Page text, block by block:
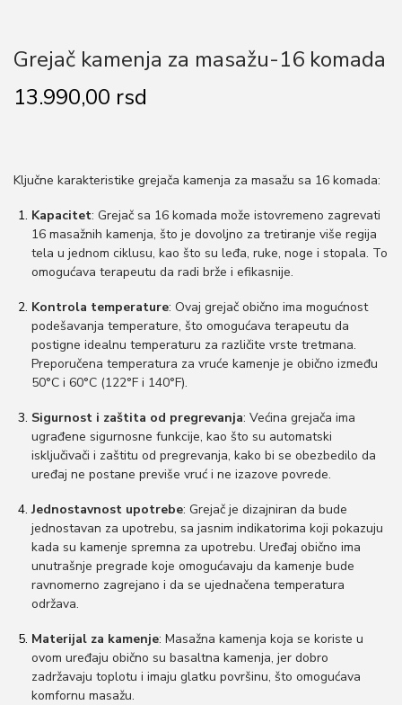
Grejač kamenja za masažu-16 komada
13.990,00 rsd
Ključne karakteristike grejača kamenja za masažu sa 16 komada:
Kapacitet: Grejač sa 16 komada može istovremeno zagrevati
16 masažnih kamenja, što je dovoljno za tretiranje više regija
tela u jednom ciklusu, kao što su leđa, ruke, noge i stopala. To
omogućava terapeutu da radi brže i efikasnije.
Kontrola temperature: Ovaj grejač obično ima mogućnost
podešavanja temperature, što omogućava terapeutu da
postigne idealnu temperaturu za različite vrste tretmana.
Preporučena temperatura za vruće kamenje je obično između
50°C i 60°C (122°F i 140°F).
Sigurnost i zaštita od pregrevanja: Većina grejača ima
ugrađene sigurnosne funkcije, kao što su automatski
isključivači i zaštitu od pregrevanja, kako bi se obezbedilo da
uređaj ne postane previše vruć i ne izazove povrede.
Jednostavnost upotrebe: Grejač je dizajniran da bude
jednostavan za upotrebu, sa jasnim indikatorima koji pokazuju
kada su kamenje spremna za upotrebu. Uređaj obično ima
unutrašnje pregrade koje omogućavaju da kamenje bude
ravnomerno zagrejano i da se ujednačena temperatura
održava.
Materijal za kamenje: Masažna kamenja koja se koriste u
ovom uređaju obično su basaltna kamenja, jer dobro
zadržavaju toplotu i imaju glatku površinu, što omogućava
komfornu masažu.